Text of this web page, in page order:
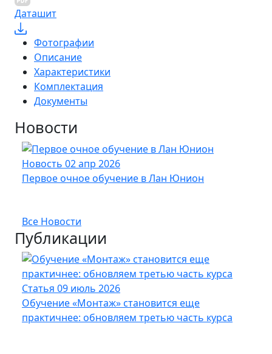
Даташит
Фотографии
Описание
Характеристики
Комплектация
Документы
Новости
Новость 02 апр 2026
Первое очное обучение в Лан Юнион
Все Новости
Публикации
Статья 09 июль 2026
Обучение «Монтаж» становится еще
практичнее: обновляем третью часть курса